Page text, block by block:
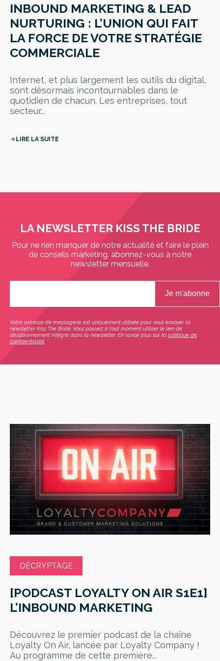
INBOUND MARKETING & LEAD
NURTURING : L’UNION QUI FAIT
LA FORCE DE VOTRE STRATÉGIE
COMMERCIALE
Internet, et plus largement les outils du digital,
sont désormais incontournables dans le
quotidien de chacun. Les entreprises, tout
secteur...
arrow_forward LIRE LA SUITE
LA NEWSLETTER KISS THE BRIDE
Pour ne rien manquer de notre actualité et faire le plein
de conseils marketing, abonnez-vous à notre
newsletter mensuelle.
Votre adresse de messagerie est uniquement utilisée pour vous envoyer la
newsletter Kiss The Bride. Vous pouvez à tout moment utiliser le lien de
désabonnement intégré dans la newsletter. En savoir plus sur la politique de
confidentialité.
DÉCRYPTAGE
[PODCAST LOYALTY ON AIR S1E1]
L’INBOUND MARKETING
Découvrez le premier podcast de la chaîne
Loyalty On Air, lancée par Loyalty Company !
Au programme de cette première...